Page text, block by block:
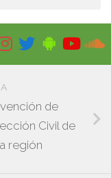
de
Civil de
región